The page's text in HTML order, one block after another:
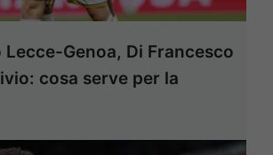
Genoa, Di Francesco
cosa serve per la